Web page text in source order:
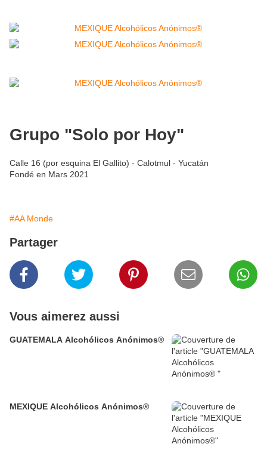
Grupo "Solo por Hoy"
Calle 16 (por esquina El Gallito) - Calotmul - Yucatán
Fondé en Mars 2021
#AA Monde
Partager
Vous aimerez aussi
GUATEMALA Alcohólicos Anónimos®
MEXIQUE Alcohólicos Anónimos®